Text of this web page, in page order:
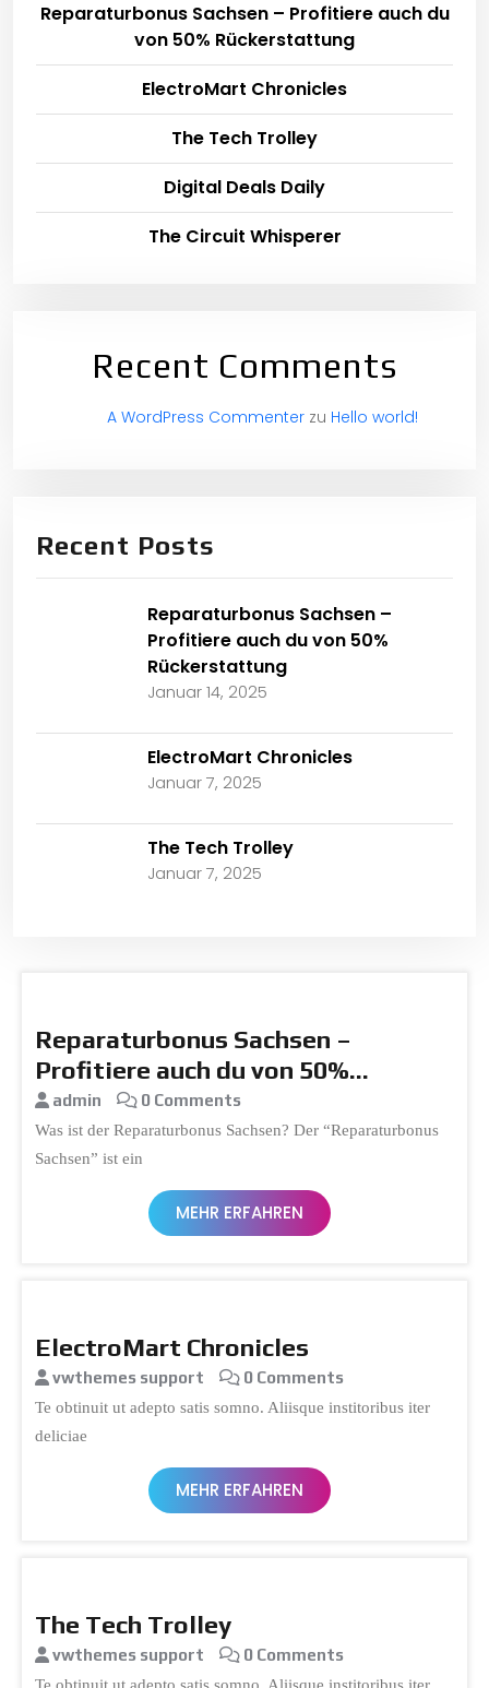
Reparaturbonus Sachsen – Profitiere auch du
von 50% Rückerstattung
ElectroMart Chronicles
The Tech Trolley
Digital Deals Daily
The Circuit Whisperer
Recent Comments
A WordPress Commenterzu Hello world!
Recent Posts
Reparaturbonus Sachsen –
Profitiere auch du von 50%
Rückerstattung
Januar 14, 2025
ElectroMart Chronicles
Januar 7, 2025
The Tech Trolley
Januar 7, 2025
Reparaturbonus Sachsen –
Profitiere auch du von 50%
Rückerstattung
admin 0 Comments
Was ist der Reparaturbonus Sachsen? Der “Reparaturbonus
Sachsen” ist ein
MEHR ERFAHREN
ElectroMart Chronicles
vwthemes support 0 Comments
Te obtinuit ut adepto satis somno. Aliisque institoribus iter
deliciae
MEHR ERFAHREN
The Tech Trolley
vwthemes support 0 Comments